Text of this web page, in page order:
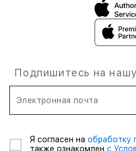
Подпишитесь на
Электронная почта
Я согласен на обработку
также ознакомлен с